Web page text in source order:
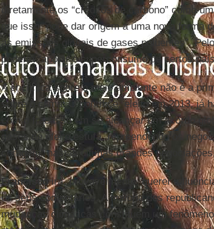
diretamente os “créditos de carbono” como
que isso “pode dar origem a uma nova
as emissões globais de gases poluentes”.
poderia “apoiar o superconsumo de certos
A encíclica sobre o meio ambiente não é a
sobre o clima. O pontífice, eleito em 2013, já
com o fracasso em se alcançar um acordo
gases de efeito estufa, repreendendo os
coragem” nas as últimas grandes
Franciscoirá, provavelmente, querer
os seus comentários. A maioria dos
mudanças climáticas constituem um